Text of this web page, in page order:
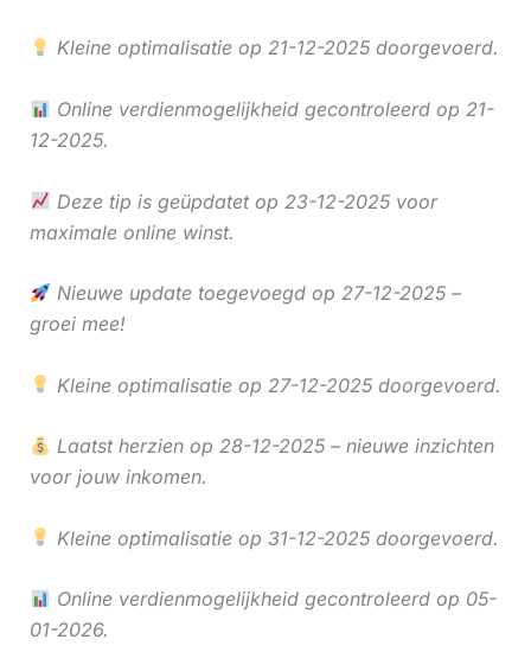
Kleine optimalisatie op 21-12-2025 doorgevoerd.
Online verdienmogelijkheid gecontroleerd op 21-
12-2025.
Deze tip is geüpdatet op 23-12-2025 voor
maximale online winst.
Nieuwe update toegevoegd op 27-12-2025 –
groei mee!
Kleine optimalisatie op 27-12-2025 doorgevoerd.
Laatst herzien op 28-12-2025 – nieuwe inzichten
voor jouw inkomen.
Kleine optimalisatie op 31-12-2025 doorgevoerd.
Online verdienmogelijkheid gecontroleerd op 05-
01-2026.